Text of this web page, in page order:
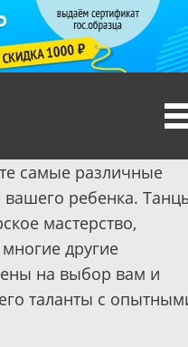
самые различные
вашего ребенка.
мастерство,
другие
на выбор вам и
таланты с